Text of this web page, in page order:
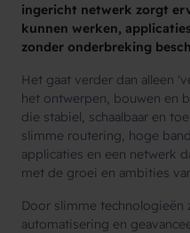
ingericht netwerk zorgt
kunnen werken,
zonder onderbreking
Het gaat verder dan alleen
het ontwerpen, bouwen en
die stabiel, schaalbaar en
slimme routering, hoge
applicaties en een netwerk
met de groei en ambities
Door slimme
automatisering en